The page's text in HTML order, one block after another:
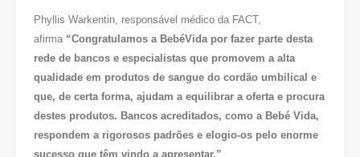
Phyllis Warkentin, responsável médico da FACT,
afirma “Congratulamos a BebéVida por fazer parte desta
rede de bancos e especialistas que promovem a alta
qualidade em produtos de sangue do cordão umbilical e
que, de certa forma, ajudam a equilibrar a oferta e procura
destes produtos. Bancos acreditados, como a Bebé Vida,
respondem a rigorosos padrões e elogio-os pelo enorme
sucesso que têm vindo a apresentar.”